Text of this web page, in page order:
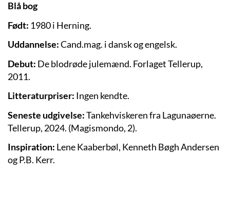
Blå bog
Født: 1980 i Herning.
Uddannelse:Cand.mag. i dansk og engelsk.
Debut: De blodrøde julemænd. Forlaget Tellerup,
2011.
Litteraturpriser: Ingen kendte.
Seneste udgivelse:Tankehviskeren fra Lagunaøerne.
Tellerup, 2024. (Magismondo, 2).
Inspiration: Lene Kaaberbøl, Kenneth Bøgh Andersen
og P.B. Kerr.